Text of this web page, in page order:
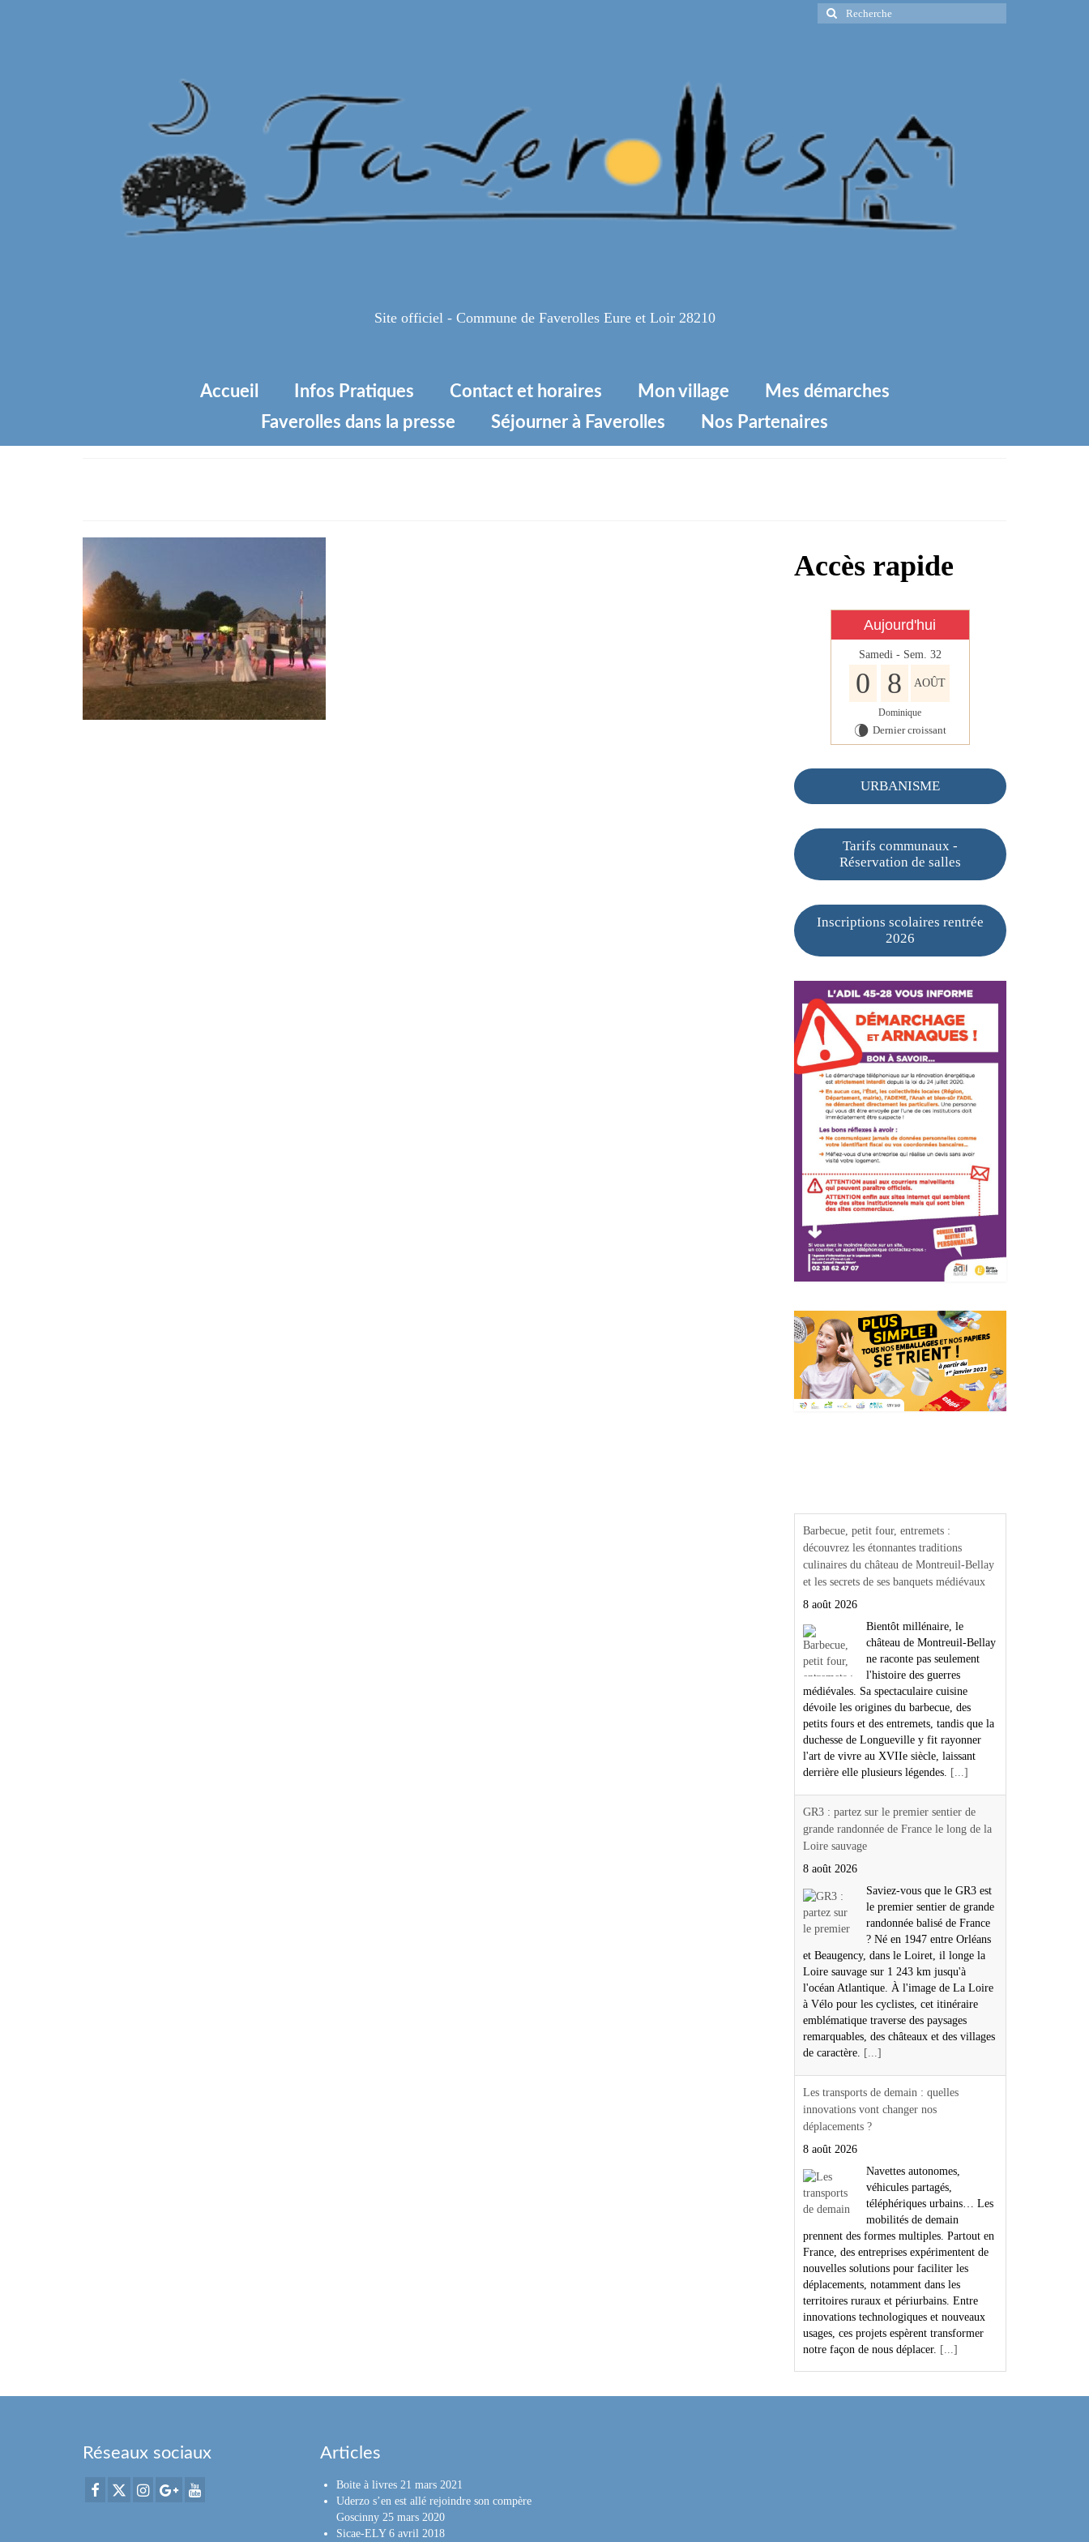
Rechercher
:
Site officiel - Commune de Faverolles Eure et Loir 28210
Accueil Infos Pratiques Contact et horaires Mon village
Mes démarches
Faverolles dans la presse
Séjourner à Faverolles Nos Partenaires
Accès rapide
Aujourd'hui
Samedi - Sem. 32
0 8 AOÛT
Dominique
V Dernier croissant
URBANISME
Tarifs communaux -
Réservation de salles
Inscriptions scolaires rentrée
2026
Barbecue, petit four, entremets :
découvrez les étonnantes traditions
culinaires du château de Montreuil-Bellay
et les secrets de ses banquets médiévaux
8 août 2026
Bientôt millénaire, le
château de Montreuil-Bellay
ne raconte pas seulement
l'histoire des guerres
médiévales. Sa spectaculaire cuisine
dévoile les origines du barbecue, des
petits fours et des entremets, tandis que la
duchesse de Longueville y fit rayonner
l'art de vivre au XVIIe siècle, laissant
derrière elle plusieurs légendes.
[...]
GR3 : partez sur le premier sentier de
grande randonnée de France le long de la
Loire sauvage
8 août 2026
Saviez-vous que le GR3 est
le premier sentier de grande
randonnée balisé de France
? Né en 1947 entre Orléans
et Beaugency, dans le Loiret, il longe la
Loire sauvage sur 1 243 km jusqu'à
l'océan Atlantique. À l'image de La Loire
à Vélo pour les cyclistes, cet itinéraire
emblématique traverse des paysages
remarquables, des châteaux et des villages
de caractère.
[...]
Les transports de demain : quelles
innovations vont changer nos
déplacements ?
8 août 2026
Navettes autonomes,
véhicules partagés,
téléphériques urbains… Les
mobilités de demain
prennent des formes multiples. Partout en
France, des entreprises expérimentent de
nouvelles solutions pour faciliter les
déplacements, notamment dans les
territoires ruraux et périurbains. Entre
innovations technologiques et nouveaux
usages, ces projets espèrent transformer
notre façon de nous déplacer. [...]
Réseaux sociaux Articles
Boite à livres 21 mars 2021
Uderzo s’en est allé rejoindre son compère
Goscinny 25 mars 2020
Sicae-ELY 6 avril 2018